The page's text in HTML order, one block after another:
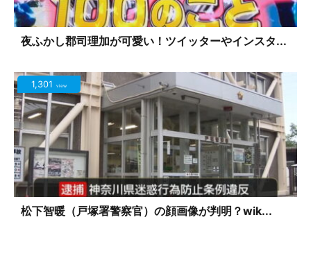
夜ふかし郡司理加が可愛い！ツイッターやインスタ...
1,301 view
松下智暖（戸塚署警察官）の顔画像が判明？wik...